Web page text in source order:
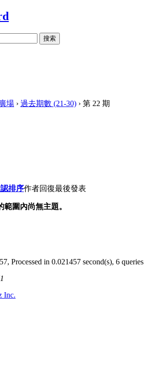
搜索
廣場 › 過去期數 (21-30) › 第 22 期
排序作者回復最後發表
圍內尚無主題。
Processed in 0.021457 second(s), 6 queries
Inc.